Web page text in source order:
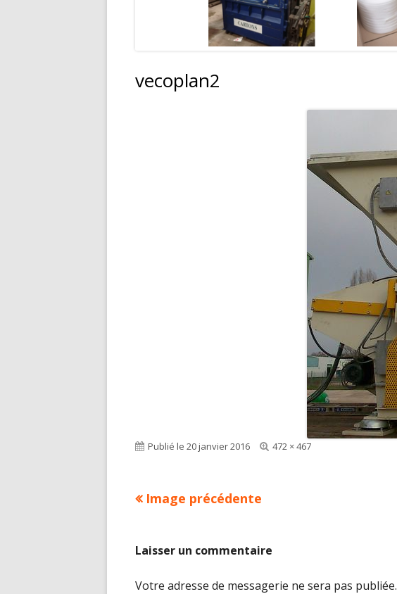
BROYEUR À MARTEAU
vecoplan2
Publié le 20 janvier 2016
Taille
472 × 467
Image précédente
Laisser un commentaire
Votre adresse de messagerie ne sera pas publiée.